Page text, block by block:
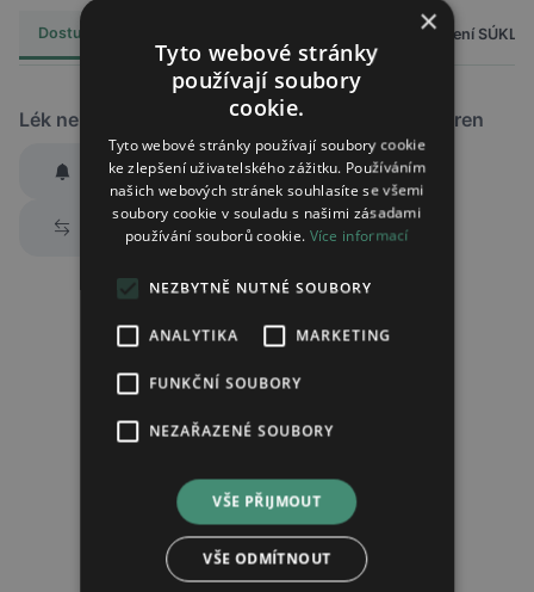
Dostupnost Hlášení SÚKL
Lék není dostupný v žádné ze sledovaných lékáren
Hlídat dostupnost
Zaslat jednorázově emailem informaci o naskladnění
Praha
10mg
hlídat náhrady léku (alternativy)
Chci dostávatslevové nabídky a novinky
Seznámil/a jsem se se zásadami zpracování osobních údajů
Prozkoumat alternativy
×
Tyto webové stránky
používají soubory
cookie.
Tyto webové stránky používají soubory cookie
ke zlepšení uživatelského zážitku. Používáním
našich webových stránek souhlasíte se všemi
soubory cookie v souladu s našimi zásadami
používání souborů cookie. Více informací
NEZBYTNĚ NUTNÉ SOUBORY
ANALYTIKA MARKETING
FUNKČNÍ SOUBORY
NEZAŘAZENÉ SOUBORY
VŠE PŘIJMOUT
VŠE ODMÍTNOUT